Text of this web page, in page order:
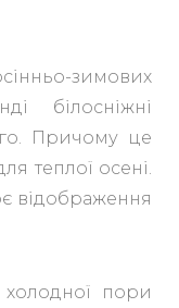
зимових
білосніжні
Причому це
теплої осені.
відображення
пори